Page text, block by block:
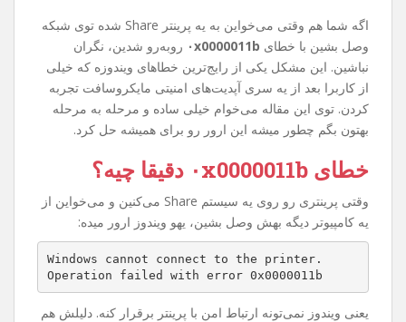
اگه شما هم وقتی می‌خواین به یه پرینتر Share شده توی شبکه
وصل بشین با خطای ۰x0000011b روبه‌رو شدین، نگران
نباشین. این مشکل یکی از رایج‌ترین خطاهای ویندوزه که خیلی
از کاربرا بعد از یه سری آپدیت‌های امنیتی مایکروسافت تجربه
کردن. توی این مقاله می‌خوام خیلی ساده و مرحله به مرحله
بهتون بگم چطور میشه این ارور رو برای همیشه حل کرد.
خطای ۰x0000011b دقیقا چیه؟
وقتی پرینتری رو روی یه سیستم Share می‌کنین و می‌خواین از
یه کامپیوتر دیگه بهش وصل بشین، یهو ویندوز ارور میده:
Windows cannot connect to the printer.
Operation failed with error 0x0000011b
یعنی ویندوز نمی‌تونه ارتباط امن با پرینتر برقرار کنه. دلیلش هم